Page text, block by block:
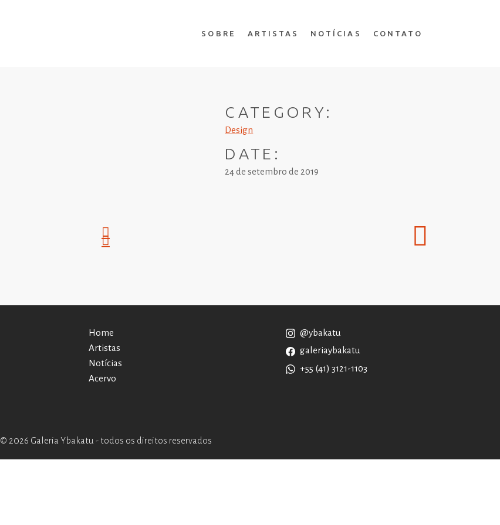
SOBRE ARTISTAS NOTÍCIAS CONTATO
CATEGORY:
Design
DATE:
24 de setembro de 2019
Home
Artistas
Notícias
Acervo
@ybakatu
galeriaybakatu
+55 (41) 3121-1103
© 2026 Galeria Ybakatu - todos os direitos reservados